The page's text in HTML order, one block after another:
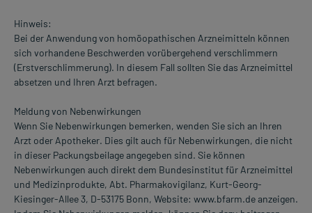
Hinweis:
Bei der Anwendung von homöopathischen Arzneimitteln können
sich vorhandene Beschwerden vorübergehend verschlimmern
(Erstverschlimmerung). In diesem Fall sollten Sie das Arzneimittel
absetzen und Ihren Arzt befragen.
Meldung von Nebenwirkungen
Wenn Sie Nebenwirkungen bemerken, wenden Sie sich an Ihren
Arzt oder Apotheker. Dies gilt auch für Nebenwirkungen, die nicht
in dieser Packungsbeilage angegeben sind. Sie können
Nebenwirkungen auch direkt dem Bundesinstitut für Arzneimittel
und Medizinprodukte, Abt. Pharmakovigilanz, Kurt-Georg-
Kiesinger-Allee 3, D-53175 Bonn, Website: www.bfarm.de anzeigen.